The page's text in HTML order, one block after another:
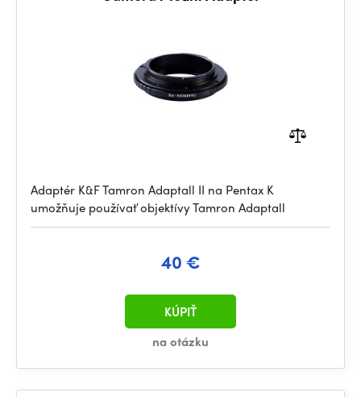
Adaptér K&F Tamron Adaptall II na Pentax K
umožňuje používať objektívy Tamron Adaptall
40 €
na otázku
KÚPIŤ